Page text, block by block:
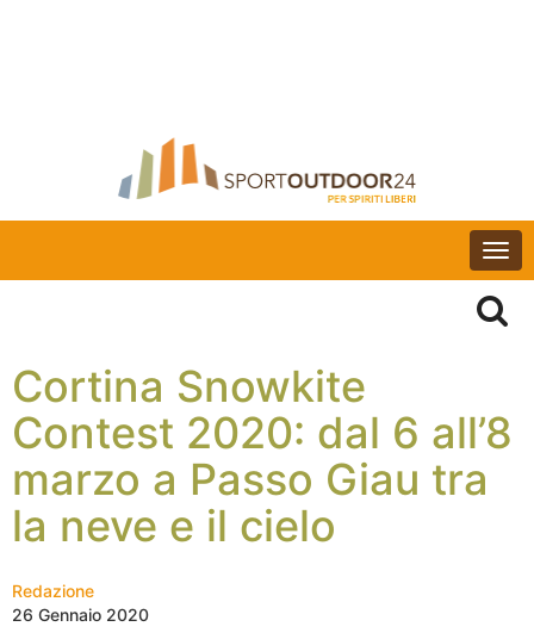
Cortina Snowkite
Contest 2020: dal 6 all’8
marzo a Passo Giau tra
la neve e il cielo
Redazione
26 Gennaio 2020